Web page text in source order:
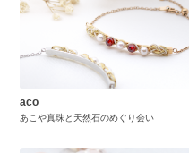
aco
あこや真珠と天然石のめぐり会い